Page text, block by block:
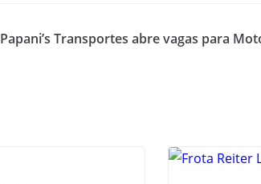
Papani’s Transportes abre vagas para